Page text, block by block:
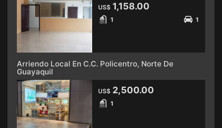
US$ 1,158.00
1 1
Arriendo Local En C.C. Policentro, Norte De
Guayaquil
US$ 2,500.00
1